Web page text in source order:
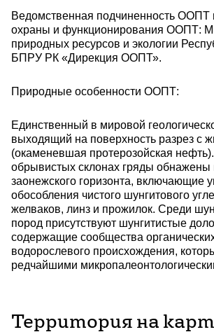
Ведомственная подчиненность ООПТ
охраны и функционирования ООПТ:
природных ресурсов и экологии
БПРУ РК «Дирекция ООПТ».
Природные особенности ООПТ:
Единственный в мировой
выходящий на поверхность разрез с
(окаменевшая протерозойская
обрывистых склонах гряды обнажены
заонежского горизонта, включающие
обособления чистого шунгитового
желваков, линз и прожилок. Среди
пород присутствуют шунгитистые
содержащие сообщества
водорослевого происхождения,
редчайшими
Территория на